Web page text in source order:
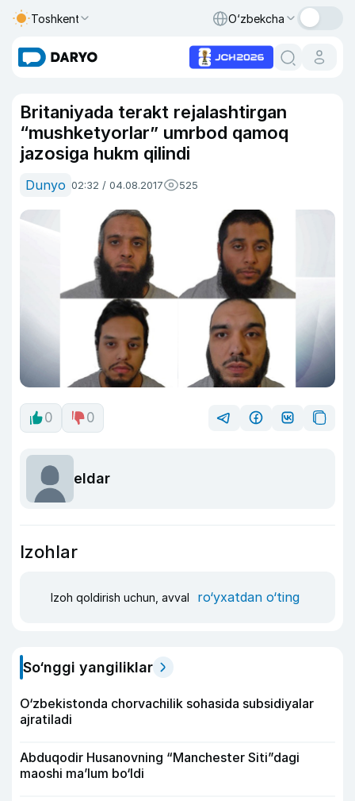
Toshkent O‘zbekcha
Britaniyada terakt rejalashtirgan
“mushketyorlar” umrbod qamoq
jazosiga hukm qilindi
Dunyo 02:32 / 04.08.2017 525
0 0
eldar
Izohlar
Izoh qoldirish uchun, avval ro‘yxatdan o‘ting
So‘nggi yangiliklar
O‘zbekistonda chorvachilik sohasida subsidiyalar
ajratiladi
Abduqodir Husanovning “Manchester Siti”dagi
maoshi ma’lum bo‘ldi